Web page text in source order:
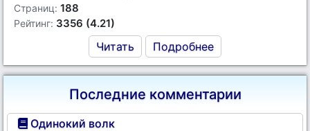
Страниц: 188
Рейтинг: 3356 (4.21)
Читать Подробнее
Последние комментарии
Одинокий волк